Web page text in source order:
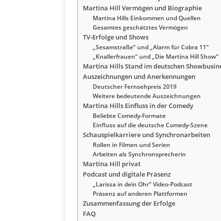
Martina Hill Vermögen und Biographie
Martina Hills Einkommen und Quellen
Gesamtes geschätztes Vermögen
TV-Erfolge und Shows
„Sesamstraße“ und „Alarm für Cobra 11“
„Knallerfrauen“ und „Die Martina Hill Show“
Martina Hills Stand im deutschen
Auszeichnungen und Anerkennungen
Deutscher Fernsehpreis 2019
Weitere bedeutende Auszeichnungen
Martina Hills Einfluss in der Comedy
Beliebte Comedy-Formate
Einfluss auf die deutsche Comedy-Szene
Schauspielkarriere und Synchronarbeiten
Rollen in Filmen und Serien
Arbeiten als Synchronsprecherin
Martina Hill privat
Podcast und digitale Präsenz
„Larissa in dein Ohr“ Video-Podcast
Präsenz auf anderen Plattformen
Zusammenfassung der Erfolge
FAQ